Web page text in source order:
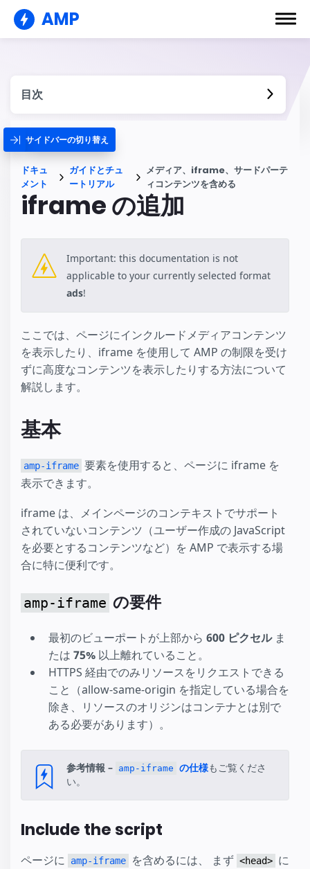
AMP
目次
サイドバーの切り替え
ドキュ
メント
ガイドとチュ
ートリアル
メディア、iframe、サードパーテ
ィコンテンツを含める
iframe の追加
Important: this documentation is not
applicable to your currently selected format
ads!
ここでは、ページにインクルードメディアコンテンツ
を表示したり、iframe を使用して AMP の制限を受け
ずに高度なコンテンツを表示したりする方法について
解説します。
基本
amp-iframe 要素を使用すると、ページに iframe を
表示できます。
iframe は、メインページのコンテキストでサポート
されていないコンテンツ（ユーザー作成の JavaScript
を必要とするコンテンツなど）を AMP で表示する場
合に特に便利です。
amp-iframe の要件
最初のビューポートが上部から 600 ピクセルま
たは 75% 以上離れていること。
HTTPS 経由でのみリソースをリクエストできる
こと（allow-same-origin を指定している場合を
除き、リソースのオリジンはコンテナとは別で
ある必要があります）。
参考情報 – amp-iframe の仕様もご覧くださ
い。
Include the script
ページに amp-iframe を含めるには、 まず <head> に